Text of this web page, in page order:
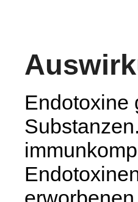
Endotoxine